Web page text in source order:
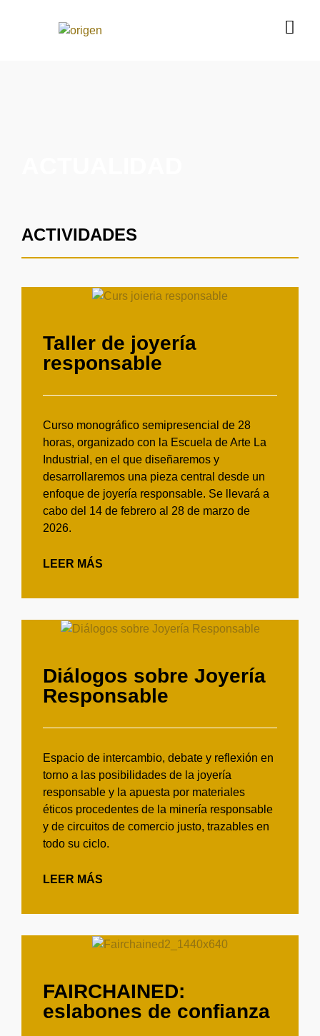
ACTIVIDADES
Taller de joyería
responsable
Curso monográfico semipresencial de 28
horas, organizado con la Escuela de Arte La
Industrial, en el que diseñaremos y
desarrollaremos una pieza central desde un
enfoque de joyería responsable. Se llevará a
cabo del 14 de febrero al 28 de marzo de
2026.
LEER MÁS
Diálogos sobre Joyería
Responsable
Espacio de intercambio, debate y reflexión en
torno a las posibilidades de la joyería
responsable y la apuesta por materiales
éticos procedentes de la minería responsable
y de circuitos de comercio justo, trazables en
todo su ciclo.
LEER MÁS
FAIRCHAINED:
eslabones de confianza